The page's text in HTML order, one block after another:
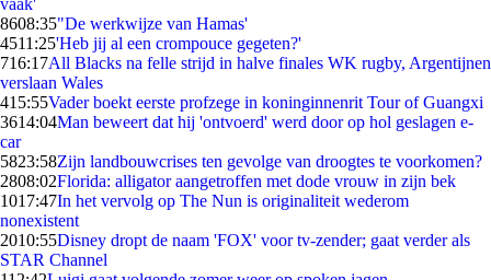
vaak'
8608:35"De werkwijze van Hamas'
4511:25'Heb jij al een crompouce gegeten?'
716:17All Blacks na felle strijd in halve finales WK rugby, Argentijnen
verslaan Wales
415:55Vader boekt eerste profzege in koninginnenrit Tour of Guangxi
3614:04Man beweert dat hij 'ontvoerd' werd door op hol geslagen e-
car
5823:58Zijn landbouwcrises ten gevolge van droogtes te voorkomen?
2808:02Florida: alligator aangetroffen met dode vrouw in zijn bek
1017:47In het vervolg op The Nun is originaliteit wederom
nonexistent
2010:55Disney dropt de naam 'FOX' voor tv-zender; gaat verder als
STAR Channel